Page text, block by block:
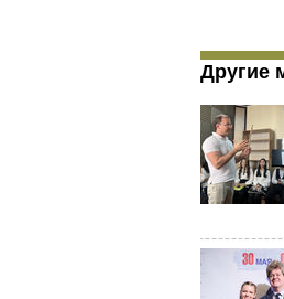
Другие